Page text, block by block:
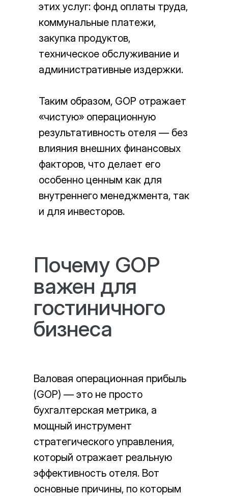
Почему GOP
важен для
гостиничного
бизнеса
этих услуг: фонд оплаты труда,
коммунальные платежи,
закупка продуктов,
техническое обслуживание и
административные издержки.
Таким образом, GOP отражает
«чистую» операционную
результативность отеля — без
влияния внешних финансовых
факторов, что делает его
особенно ценным как для
внутреннего менеджмента, так
и для инвесторов.
Валовая операционная прибыль
(GOP) — это не просто
бухгалтерская метрика, а
мощный инструмент
стратегического управления,
который отражает реальную
эффективность отеля. Вот
основные причины, по которым